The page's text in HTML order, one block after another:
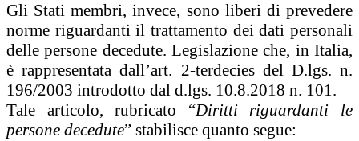
Gli Stati membri, invece, sono liberi di prevedere
norme riguardanti il trattamento dei dati personali
delle persone decedute. Legislazione che, in Italia,
è rappresentata dall’art. 2-terdecies del D.lgs. n.
196/2003 introdotto dal d.lgs. 10.8.2018 n. 101.
Tale articolo, rubricato “Diritti riguardanti le
persone decedute” stabilisce quanto segue: